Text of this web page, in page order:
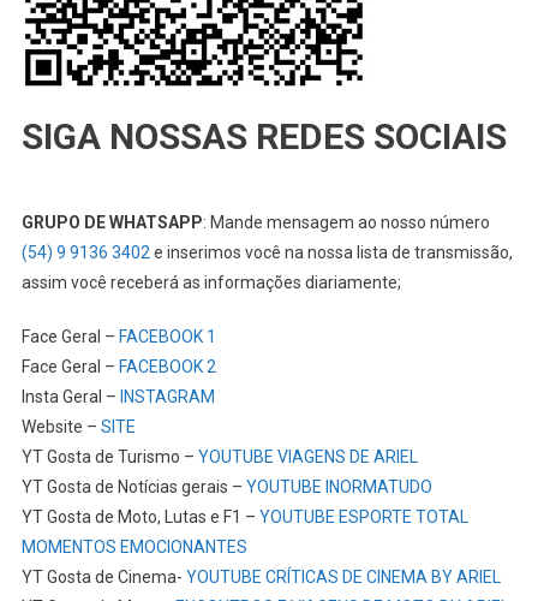
SIGA NOSSAS REDES SOCIAIS
GRUPO DE WHATSAPP: Mande mensagem ao nosso número
(54) 9 9136 3402 e inserimos você na nossa lista de transmissão,
assim você receberá as informações diariamente;
Face Geral – FACEBOOK 1
Face Geral – FACEBOOK 2
Insta Geral – INSTAGRAM
Website – SITE
YT Gosta de Turismo – YOUTUBE VIAGENS DE ARIEL
YT Gosta de Notícias gerais – YOUTUBE INORMATUDO
YT Gosta de Moto, Lutas e F1 – YOUTUBE ESPORTE TOTAL
MOMENTOS EMOCIONANTES
YT Gosta de Cinema- YOUTUBE CRÍTICAS DE CINEMA BY ARIEL